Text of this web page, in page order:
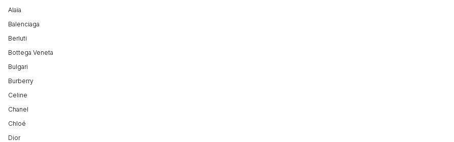
Alaïa
Balenciaga
Berluti
Bottega Veneta
Bulgari
Burberry
Celine
Chanel
Chloé
Dior